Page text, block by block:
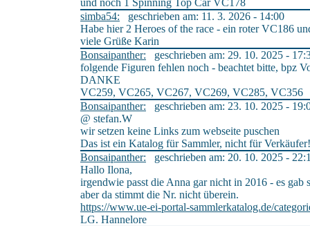
und noch 1 Spinning Top Car VC178
simba54: geschrieben am: 11. 3. 2026 - 14:00
Habe hier 2 Heroes of the race - ein roter VC186
viele Grüße Karin
Bonsaipanther: geschrieben am: 29. 10. 2025 -
folgende Figuren fehlen noch - beachtet bitte, bpz
DANKE
VC259, VC265, VC267, VC269, VC285, VC356
Bonsaipanther: geschrieben am: 23. 10. 2025 -
@ stefan.W
wir setzen keine Links zum webseite puschen
Das ist ein Katalog für Sammler, nicht für Verkäufer!
Bonsaipanther: geschrieben am: 20. 10. 2025 -
Hallo Ilona,
irgendwie passt die Anna gar nicht in 2016 - es gab
aber da stimmt die Nr. nicht überein.
https://www.ue-ei-portal-sammlerkatalog.de/
LG. Hannelore